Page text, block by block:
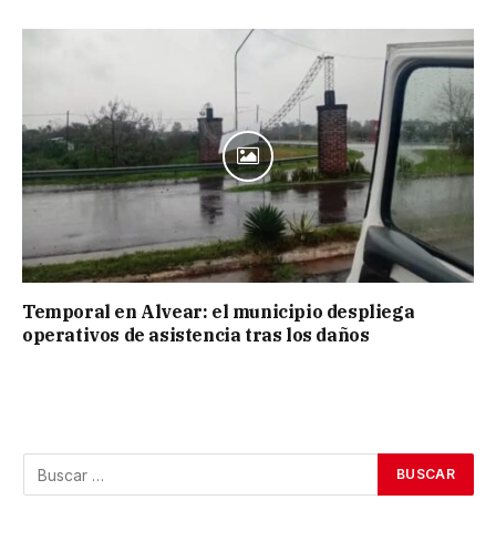
Temporal en Alvear: el municipio despliega
operativos de asistencia tras los daños